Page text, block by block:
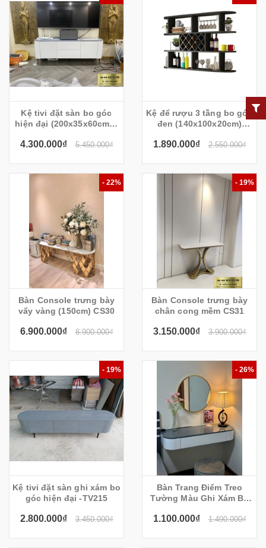
Kệ tivi đặt sàn bo góc
hiện đại (200x35x60cm) -
4.300.000₫ 5.450.000₫
Kệ để rượu 3 tầng bo góc
đen (140x100x20cm)
1.890.000₫ 2.550.000₫
- 22%
Bàn Console trưng bày
vẩy vàng (150cm) CS30
6.900.000₫ 8.900.000₫
- 19%
Bàn Console trưng bày
chân cong mềm CS31
3.150.000₫ 3.900.000₫
- 19%
Kệ tivi đặt sàn ghi xám bo
góc hiện đại -TV215
2.800.000₫ 3.450.000₫
- 26%
Bàn Trang Điểm Treo
Tường Màu Ghi Xám Bo
1.100.000₫ 1.490.000₫